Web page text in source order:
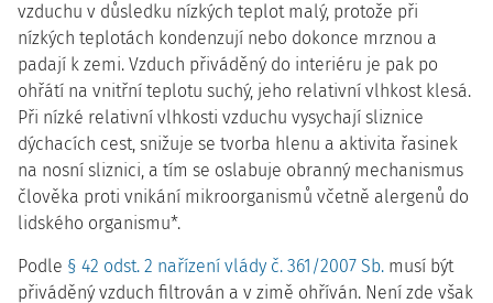
vzduchu v důsledku nízkých teplot malý, protože při
nízkých teplotách kondenzují nebo dokonce mrznou a
padají k zemi. Vzduch přiváděný do interiéru je pak po
ohřátí na vnitřní teplotu suchý, jeho relativní vlhkost klesá.
Při nízké relativní vlhkosti vzduchu vysychají sliznice
dýchacích cest, snižuje se tvorba hlenu a aktivita řasinek
na nosní sliznici, a tím se oslabuje obranný mechanismus
člověka proti vnikání mikroorganismů včetně alergenů do
lidského organismu*.
Podle § 42 odst. 2 nařízení vlády č. 361/2007 Sb. musí být
přiváděný vzduch filtrován a v zimě ohříván. Není zde však